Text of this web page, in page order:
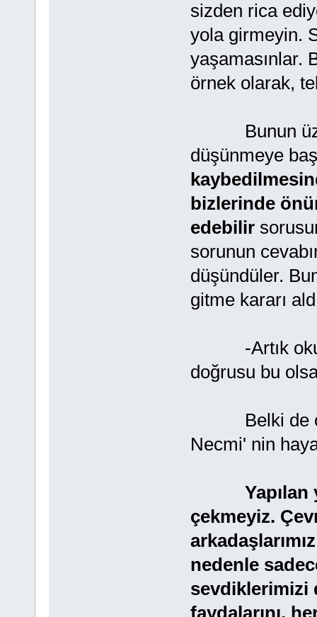
sizden rica
yola girmeyin.
yaşamasınlar.
örnek olarak,
Bunun
düşünmeye
bizlerinde
edebilir
sorunun
düşündüler.
gitme kararı
-Artık
doğrusu bu
Belki de o
Necmi' nin
Yapılan
çekmeyiz.
nedenle
sevdiklerimizi